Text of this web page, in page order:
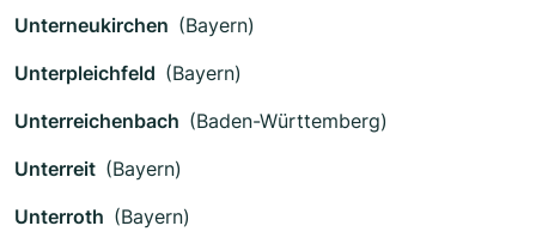
Unterneukirchen (Bayern)
Unterpleichfeld (Bayern)
Unterreichenbach (Baden-Württemberg)
Unterreit (Bayern)
Unterroth (Bayern)